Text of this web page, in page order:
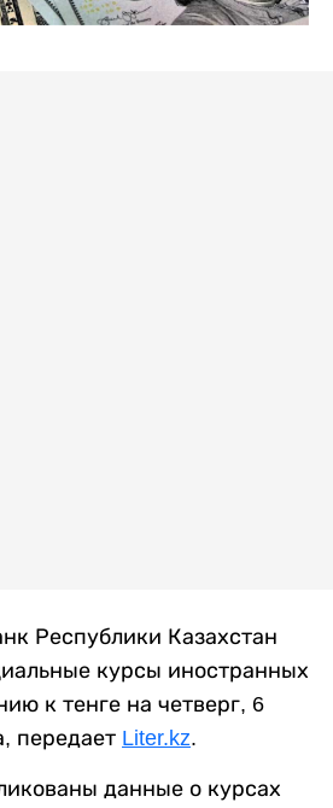
Республики Казахстан
курсы иностранных
к тенге на четверг, 6
передает Liter.kz.
данные о курсах